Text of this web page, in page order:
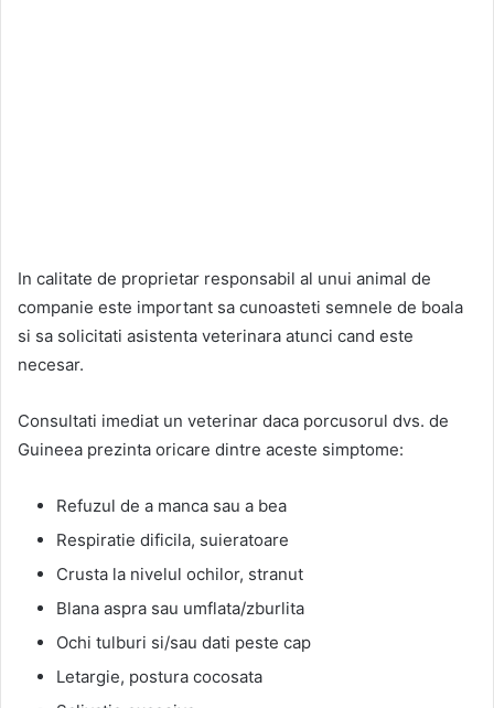
In calitate de proprietar responsabil al unui animal de
companie este important sa cunoasteti semnele de boala
si sa solicitati asistenta veterinara atunci cand este
necesar.
Consultati imediat un veterinar daca porcusorul dvs. de
Guineea prezinta oricare dintre aceste simptome:
Refuzul de a manca sau a bea
Respiratie dificila, suieratoare
Crusta la nivelul ochilor, stranut
Blana aspra sau umflata/zburlita
Ochi tulburi si/sau dati peste cap
Letargie, postura cocosata